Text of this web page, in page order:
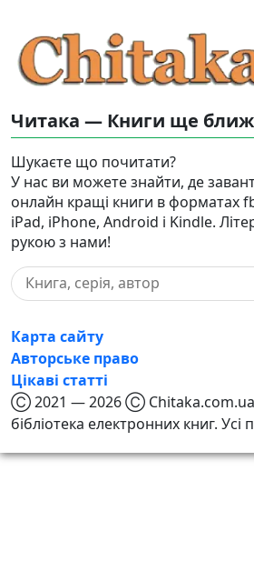
Читака — Книги ще
Шукаєте що почитати?
У нас ви можете знайти, де
онлайн кращі книги в форматах
iPad, iPhone, Android і Kindle.
рукою з нами!
Карта сайту
Авторське право
Цікаві статті
Ⓒ 2021 — 2026 Ⓒ
бібліотека електронних книг.